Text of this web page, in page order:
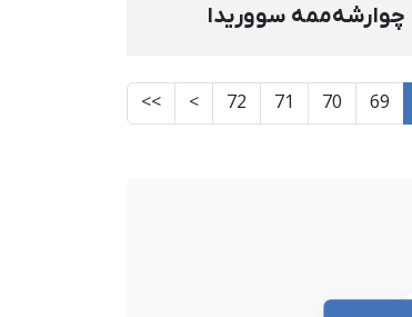
چوارشەممە سووریدا
كۆبوونەوە و شادییه‌ک
دەبینەوە
69
70
71
72
>
>>